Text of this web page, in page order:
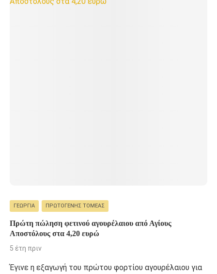
ΓΕΩΡΓΊΑ ΠΡΩΤΟΓΕΝΉΣ ΤΟΜΈΑΣ
Πρώτη πώληση φετινού αγουρέλαιου από Αγίους
Αποστόλους στα 4,20 ευρώ
5 έτη πριν
Έγινε η εξαγωγή του πρώτου φορτίου αγουρέλαιου για